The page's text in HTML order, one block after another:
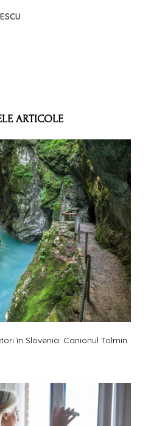
ARTICOLE
în Slovenia: Canionul Tolmin